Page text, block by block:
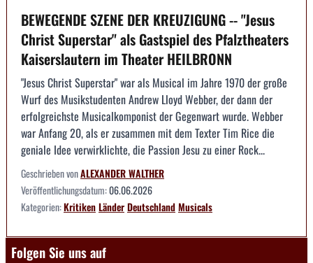
BEWEGENDE SZENE DER KREUZIGUNG -- "Jesus
Christ Superstar" als Gastspiel des Pfalztheaters
Kaiserslautern im Theater HEILBRONN
"Jesus Christ Superstar" war als Musical im Jahre 1970 der große
Wurf des Musikstudenten Andrew Lloyd Webber, der dann der
erfolgreichste Musicalkomponist der Gegenwart wurde. Webber
war Anfang 20, als er zusammen mit dem Texter Tim Rice die
geniale Idee verwirklichte, die Passion Jesu zu einer Rock...
Geschrieben vonALEXANDER WALTHER
Veröffentlichungsdatum:06.06.2026
Kategorien:KritikenLänderDeutschlandMusicals
Folgen Sie uns auf